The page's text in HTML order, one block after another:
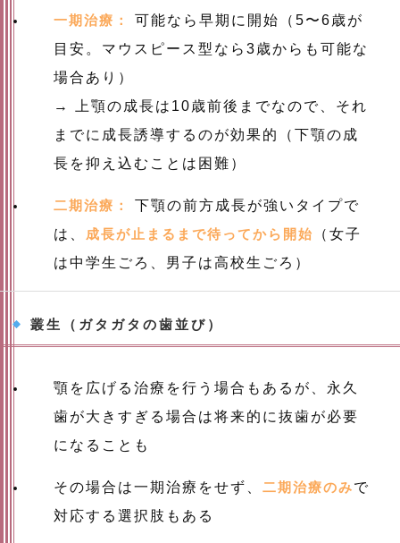
一期治療：
可能なら早期に開始（5〜6歳が
目安。マウスピース型なら3歳からも可能な
場合あり）
→ 上顎の成長は10歳前後までなので、それ
までに成長誘導するのが効果的（下顎の成
長を抑え込むことは困難）
二期治療：
下顎の前方成長が強いタイプで
は、 成長が止まるまで待ってから開始
（女子
は中学生ごろ、男子は高校生ごろ）
叢生（ガタガタの歯並び）
顎を広げる治療を行う場合もあるが、永久
歯が大きすぎる場合は将来的に抜歯が必要
になることも
その場合は一期治療をせず、 二期治療のみで
対応する選択肢もある